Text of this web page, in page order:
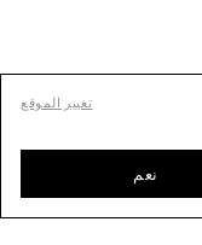
تغيير الموقع
نعم